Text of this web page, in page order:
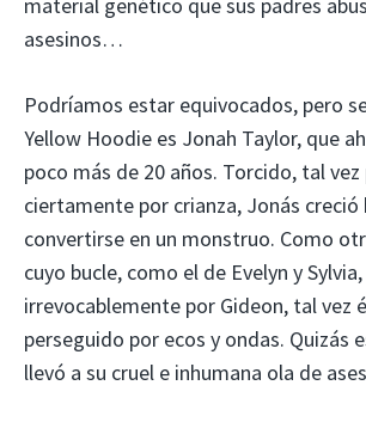
asesinos…
Podríamos estar equivocados, pero
Yellow Hoodie es Jonah Taylor, que
poco más de 20 años. Torcido, tal
ciertamente por crianza, Jonás creció
convertirse en un monstruo. Como
cuyo bucle, como el de Evelyn y
irrevocablemente por Gideon, tal vez
perseguido por ecos y ondas. Quizás
llevó a su cruel e inhumana ola de